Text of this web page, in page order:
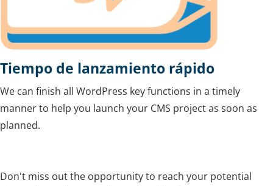
Tiempo de lanzamiento rápido
We can finish all WordPress key functions in a timely
manner to help you launch your CMS project as soon as
planned.
Don't miss out the opportunity to reach your potential